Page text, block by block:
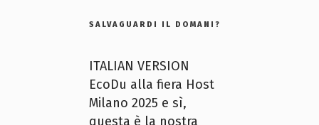
SALVAGUARDI IL DOMANI?
ITALIAN VERSION
EcoDu alla fiera Host
Milano 2025 e sì,
questa è la nostra